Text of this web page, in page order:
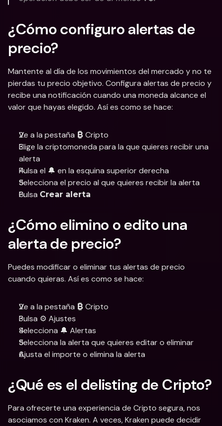
¿Cómo configuro alertas de
precio?
Mantente al día de los movimientos del mercado y no te
pierdas tu precio objetivo. Configura alertas de precio y
recibe una notificación cuando una moneda alcance el
valor que hayas elegido. Así es como se hace:
Ve a la pestaña ₿ Cripto
Elige la criptomoneda para la que quieres recibir una
alerta
Pulsa el 🔔 en la esquina superior derecha
Selecciona el precio al que quieres recibir la alerta
Pulsa Crear alerta
¿Cómo elimino o edito una
alerta de precio?
Puedes modificar o eliminar tus alertas de precio
cuando quieras. Así es como se hace:
Ve a la pestaña ₿ Cripto
Pulsa ⚙️ Ajustes
Selecciona 🔔 Alertas
Selecciona la alerta que quieres editar o eliminar
Ajusta el importe o elimina la alerta
¿Qué es el delisting de Cripto?
Para ofrecerte una experiencia de Cripto segura, nos
asociamos con Kraken. A veces, Kraken puede decidir